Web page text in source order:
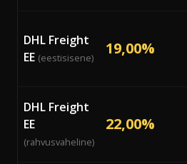
DHL Freight
EE (eestisisene) 19,00%
DHL Freight
EE
(rahvusvaheline)
22,00%